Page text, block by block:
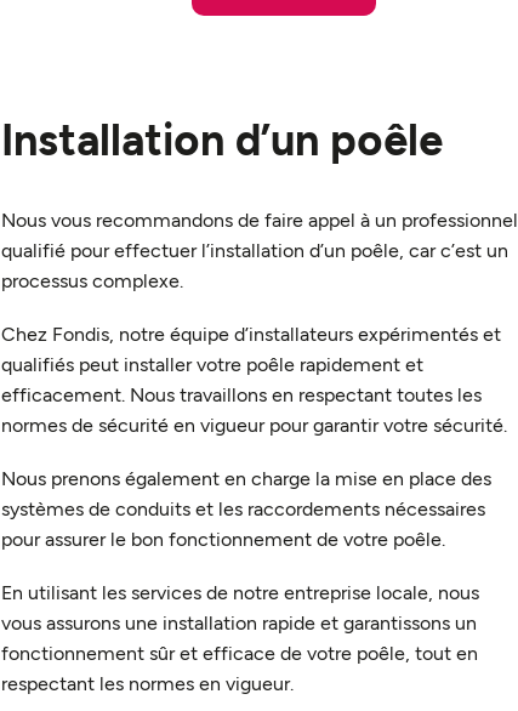
Installation d’un poêle
Nous vous recommandons de faire appel à un professionnel
qualifié pour effectuer l’installation d’un poêle, car c’est un
processus complexe.
Chez Fondis, notre équipe d’installateurs expérimentés et
qualifiés peut installer votre poêle rapidement et
efficacement. Nous travaillons en respectant toutes les
normes de sécurité en vigueur pour garantir votre sécurité.
Nous prenons également en charge la mise en place des
systèmes de conduits et les raccordements nécessaires
pour assurer le bon fonctionnement de votre poêle.
En utilisant les services de notre entreprise locale, nous
vous assurons une installation rapide et garantissons un
fonctionnement sûr et efficace de votre poêle, tout en
respectant les normes en vigueur.